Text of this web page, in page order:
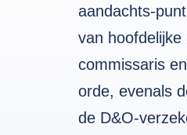
aandachts-
van hoofdelijke
commissaris
orde, evenals
de D&O-